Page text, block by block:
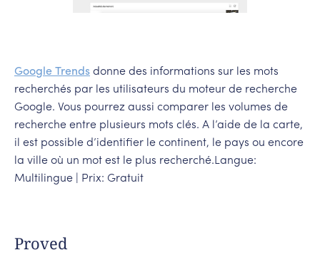
Google Trends donne des informations sur les mots
recherchés par les utilisateurs du moteur de recherche
Google. Vous pourrez aussi comparer les volumes de
recherche entre plusieurs mots clés. A l’aide de la carte,
il est possible d’identifier le continent, le pays ou encore
la ville où un mot est le plus recherché.Langue:
Multilingue | Prix: Gratuit
Proved